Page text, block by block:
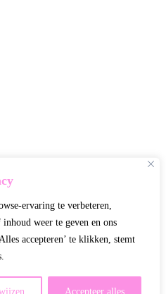
ervaring te verbeteren,
inhoud weer te geven en ons
accepteren’ te klikken, stemt
Accepteer alles
te zorgen dat wij u de beste
website bieden.